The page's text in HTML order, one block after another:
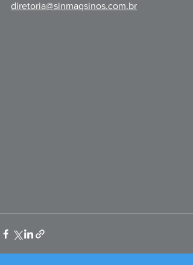
diretoria@sinmaqsinos.com.br